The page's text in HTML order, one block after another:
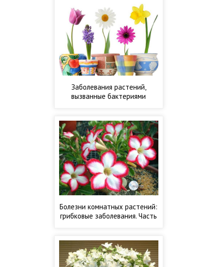
Заболевания растений,
вызванные бактериями
Болезни комнатных растений:
грибковые заболевания. Часть